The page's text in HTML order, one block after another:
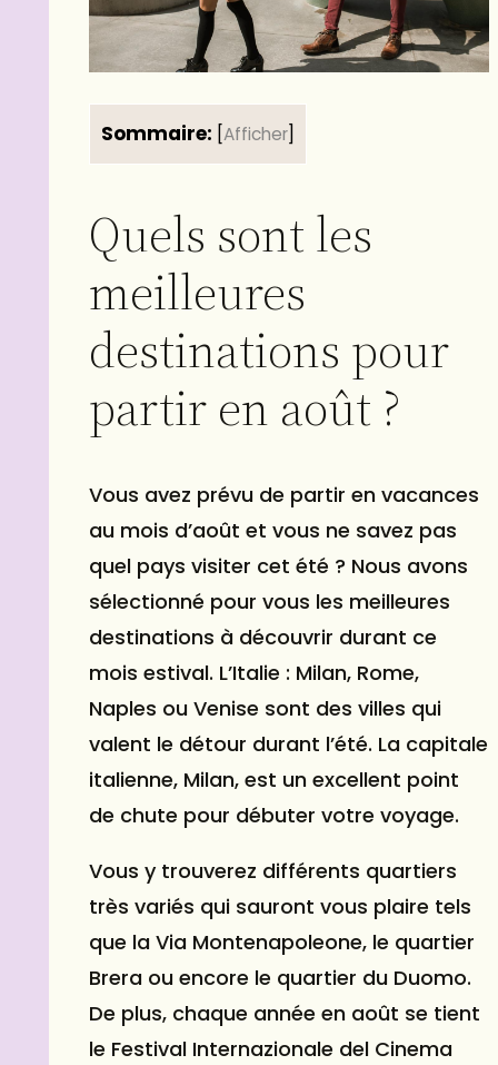
Sommaire: Afficher
Quels sont les
meilleures
destinations pour
partir en août ?
Vous avez prévu de partir en vacances
au mois d’août et vous ne savez pas
quel pays visiter cet été ? Nous avons
sélectionné pour vous les meilleures
destinations à découvrir durant ce
mois estival. L’Italie : Milan, Rome,
Naples ou Venise sont des villes qui
valent le détour durant l’été. La capitale
italienne, Milan, est un excellent point
de chute pour débuter votre voyage.
Vous y trouverez différents quartiers
très variés qui sauront vous plaire tels
que la Via Montenapoleone, le quartier
Brera ou encore le quartier du Duomo.
De plus, chaque année en août se tient
le Festival Internazionale del Cinema